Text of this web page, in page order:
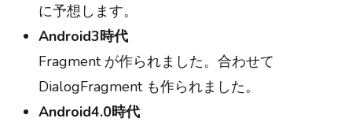
に予想します。
Android3時代
Fragment が作られました。合わせて
DialogFragment も作られました。
Android4.0時代